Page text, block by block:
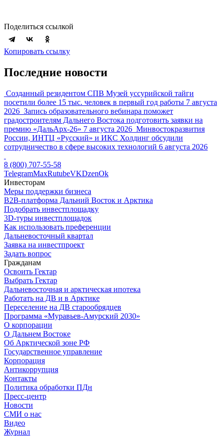
Поделиться ссылкой
Копировать ссылку
Последние новости
Созданный резидентом СПВ Музей уссурийской тайги
посетили более 15 тыс. человек в первый год работы 7 августа
2026 Запись образовательного вебинара поможет
градостроителям Дальнего Востока подготовить заявки на
премию «ДальАрх-26» 7 августа 2026 Минвостокразвития
России, ИНТЦ «Русский» и ИКС Холдинг обсудили
сотрудничество в сфере высоких технологий 6 августа 2026
8 (800) 707-55-58
TelegramMaxRutubeVKDzenOk
Инвесторам
Меры поддержки бизнеса
B2B-платформа Дальний Восток и Арктика
Подобрать инвестплощадку
3D-туры инвестплощадок
Как использовать преференции
Дальневосточный квартал
Заявка на инвестпроект
Задать вопрос
Гражданам
Освоить Гектар
Выбрать Гектар
Дальневосточная и арктическая ипотека
Работать на ДВ и в Арктике
Переселение на ДВ старообрядцев
Программа «Муравьев-Амурский 2030»
О корпорации
О Дальнем Востоке
Об Арктической зоне РФ
Государственное управление
Корпорация
Антикоррупция
Контакты
Политика обработки ПДн
Пресс-центр
Новости
СМИ о нас
Видео
Журнал